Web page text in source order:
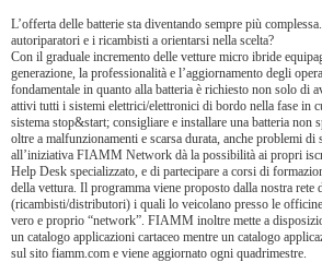
L’offerta delle batterie sta diventando sempre più
autoriparatori e i ricambisti a orientarsi nella scelta?
Con il graduale incremento delle vetture micro ibride
generazione, la professionalità e l’aggiornamento degli
fondamentale in quanto alla batteria è richiesto non solo di
attivi tutti i sistemi elettrici/elettronici di bordo nella fase in
sistema stop&start; consigliare e installare una batteria non
oltre a malfunzionamenti e scarsa durata, anche problemi
all’iniziativa FIAMM Network dà la possibilità ai propri
Help Desk specializzato, e di partecipare a corsi di
della vettura. Il programma viene proposto dalla nostra rete
(ricambisti/distributori) i quali lo veicolano presso le
vero e proprio “network”. FIAMM inoltre mette a
un catalogo applicazioni cartaceo mentre un catalogo
sul sito fiamm.com e viene aggiornato ogni quadrimestre.